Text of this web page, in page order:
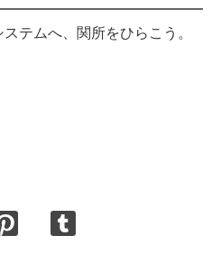
テムへ、関所をひらこう。